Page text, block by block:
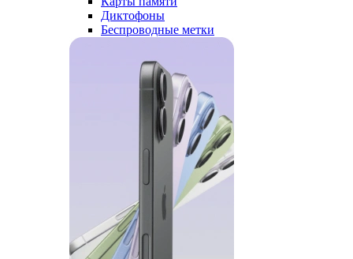
Диктофоны
Беспроводные метки